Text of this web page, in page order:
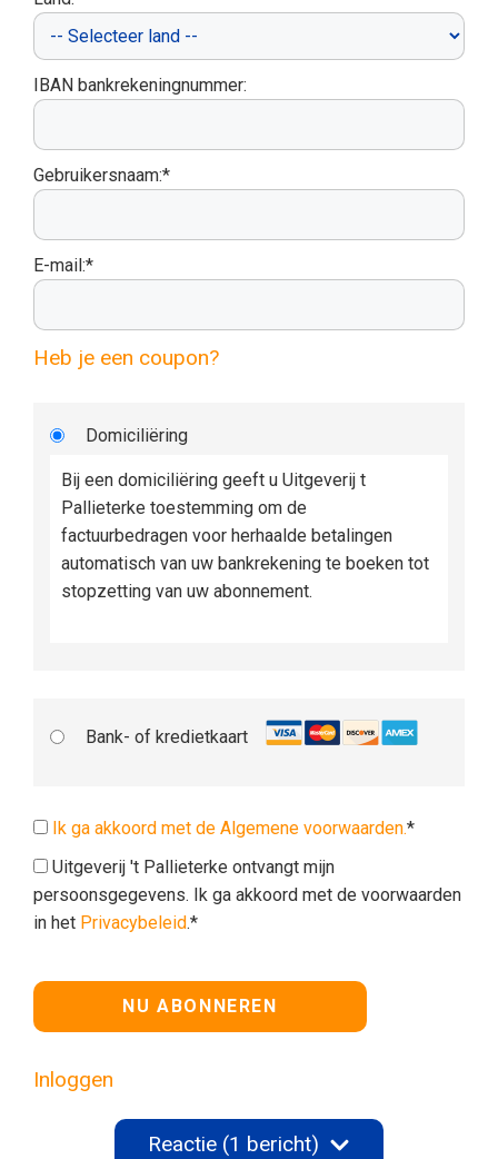
IBAN bankrekeningnummer:
Gebruikersnaam:*
E-mail:*
Heb je een coupon?
Domiciliëring
Bij een domiciliëring geeft u Uitgeverij t
Pallieterke toestemming om de
factuurbedragen voor herhaalde betalingen
automatisch van uw bankrekening te boeken tot
stopzetting van uw abonnement.
Bank- of kredietkaart
Ik ga akkoord met de Algemene voorwaarden.*
Uitgeverij 't Pallieterke ontvangt mijn
persoonsgegevens. Ik ga akkoord met de voorwaarden
in het Privacybeleid.*
Geen waarde
Inloggen
Reactie (1 bericht)